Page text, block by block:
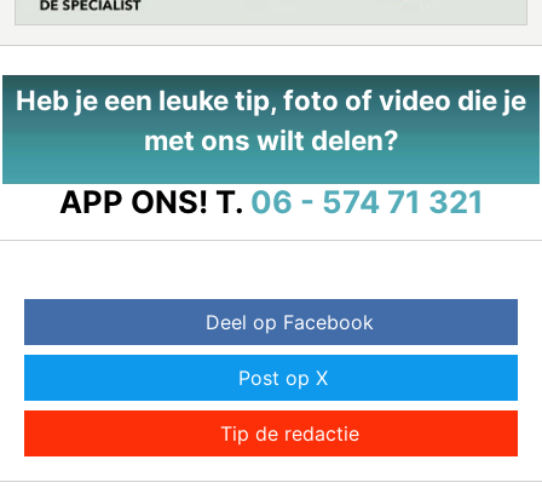
Heb je een leuke tip, foto of video die je
met ons wilt delen?
APP ONS! T. 06 - 574 71 321
Deel op Facebook
Post op X
Tip de redactie